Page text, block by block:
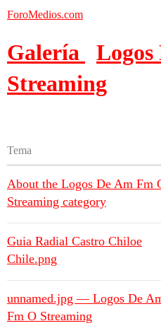
ForoMedios.com
Galería
Logos
Streaming
Tema
About the Logos De Am Fm
Streaming category
Guia Radial Castro Chiloe
Chile.png
unnamed.jpg — Logos De
Fm O Streaming